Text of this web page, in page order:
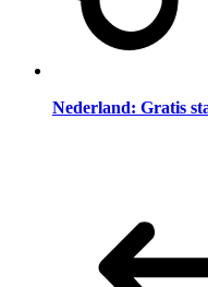
Nederland: Gratis